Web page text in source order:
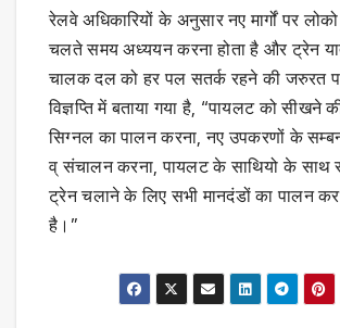
रेलवे अधिकारियों के अनुसार नए मार्गों पर
चलते समय अध्ययन करना होता है और ट्रेन
चालक दल को हर पल सतर्क रहने की जरुरत
विज्ञप्ति में बताया गया है, “पायलट को सीखने
सिग्नल का पालन करना, नए उपकरणों के
व् संचालन करना, पायलट के साथियो के साथ
ट्रेन चलाने के लिए सभी मानदंडों का पालन
है।”